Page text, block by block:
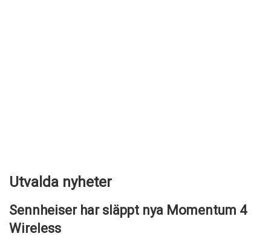
Utvalda nyheter
Sennheiser har släppt nya Momentum 4
Wireless